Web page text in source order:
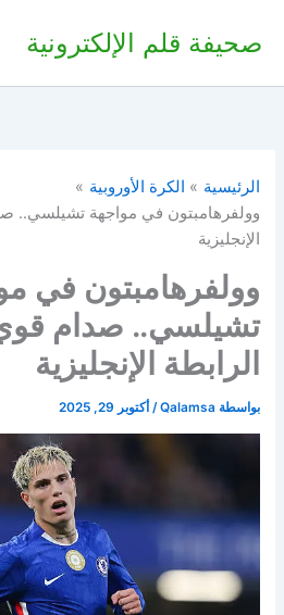
صحيفة قلم الإلكترونية
الرئيسية
الكرة الأوروبية
وولفرهامبتون في مواجهة تشيلسي..
الإنجليزية
وولفرهامبتون في
تشيلسي.. صدام
الرابطة الإنجليزية
بواسطة Qalamsa
/ أكتوبر 29, 2025